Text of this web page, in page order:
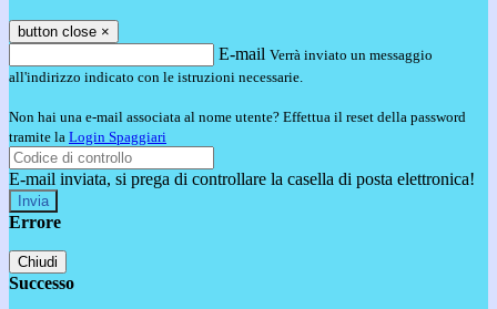
button close ×
E-mail Verrà inviato un messaggio
all'indirizzo indicato con le istruzioni necessarie.
Non hai una e-mail associata al nome utente? Effettua il reset della password
tramite la Login Spaggiari
E-mail inviata, si prega di controllare la casella di posta elettronica!
Errore
Chiudi
Successo